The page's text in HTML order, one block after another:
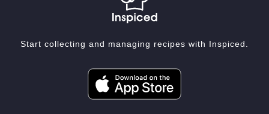
Start collecting and managing recipes with Inspiced.